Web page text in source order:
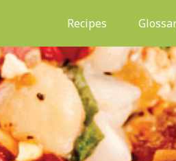
Recipes (current)